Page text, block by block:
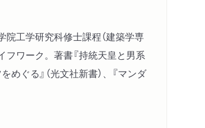
院工学研究科修士課程（建築学専
ワーク。著書『持統天皇と男系
めぐる』（光文社新書）、『マンダ